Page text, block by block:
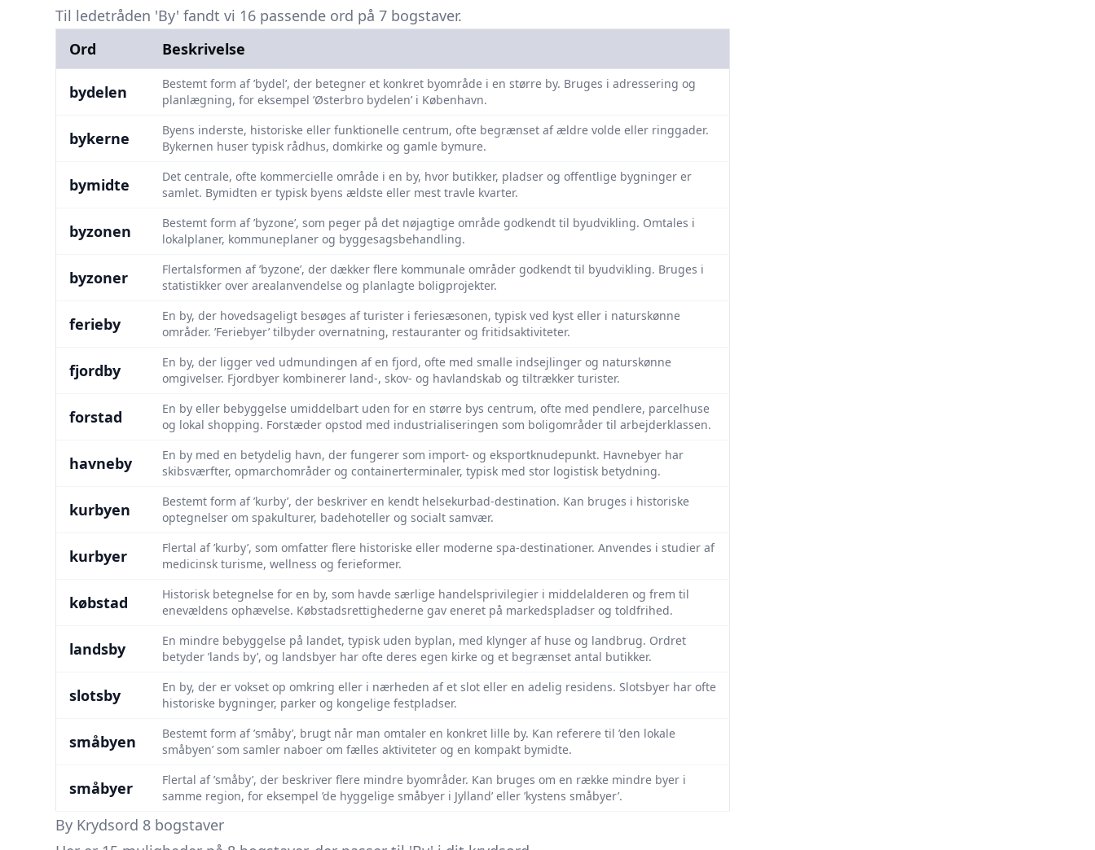
Til ledetråden 'By' fandt vi 16 passende ord på 7 bogstaver.
Ord
Beskrivelse
bydelen
Bestemt form af ’bydel’, der betegner et konkret byområde i en større by. Bruges i adressering og
planlægning, for eksempel ’Østerbro bydelen’ i København.
bykerne
Byens inderste, historiske eller funktionelle centrum, ofte begrænset af ældre volde eller ringgader.
Bykernen huser typisk rådhus, domkirke og gamle bymure.
bymidte
Det centrale, ofte kommercielle område i en by, hvor butikker, pladser og offentlige bygninger er
samlet. Bymidten er typisk byens ældste eller mest travle kvarter.
byzonen
Bestemt form af ’byzone’, som peger på det nøjagtige område godkendt til byudvikling. Omtales i
lokalplaner, kommuneplaner og byggesagsbehandling.
byzoner
Flertalsformen af ’byzone’, der dækker flere kommunale områder godkendt til byudvikling. Bruges i
statistikker over arealanvendelse og planlagte boligprojekter.
ferieby
En by, der hovedsageligt besøges af turister i feriesæsonen, typisk ved kyst eller i naturskønne
områder. ’Feriebyer’ tilbyder overnatning, restauranter og fritidsaktiviteter.
fjordby
En by, der ligger ved udmundingen af en fjord, ofte med smalle indsejlinger og naturskønne
omgivelser. Fjordbyer kombinerer land-, skov- og havlandskab og tiltrækker turister.
forstad
En by eller bebyggelse umiddelbart uden for en større bys centrum, ofte med pendlere, parcelhuse
og lokal shopping. Forstæder opstod med industrialiseringen som boligområder til arbejderklassen.
havneby
En by med en betydelig havn, der fungerer som import- og eksportknudepunkt. Havnebyer har
skibsværfter, opmarchområder og containerterminaler, typisk med stor logistisk betydning.
kurbyen
Bestemt form af ’kurby’, der beskriver en kendt helsekurbad-destination. Kan bruges i historiske
optegnelser om spa­kulturer, badehoteller og socialt samvær.
kurbyer
Flertal af ’kurby’, som omfatter flere historiske eller moderne spa-destinationer. Anvendes i studier af
medicinsk turisme, wellness og ferieformer.
købstad
Historisk betegnelse for en by, som havde særlige handelsprivilegier i middelalderen og frem til
enevældens ophævelse. Købstadsrettighederne gav eneret på markedspladser og toldfrihed.
landsby
En mindre bebyggelse på landet, typisk uden byplan, med klynger af huse og landbrug. Ordret
betyder ’lands by’, og landsbyer har ofte deres egen kirke og et begrænset antal butikker.
slotsby
En by, der er vokset op omkring eller i nærheden af et slot eller en adelig residens. Slotsbyer har ofte
historiske bygninger, parker og kongelige festpladser.
småbyen
Bestemt form af ’småby’, brugt når man omtaler en konkret lille by. Kan referere til ’den lokale
småbyen’ som samler naboer om fælles aktiviteter og en kompakt bymidte.
småbyer
Flertal af ’småby’, der beskriver flere mindre byområder. Kan bruges om en række mindre byer i
samme region, for eksempel ’de hyggelige småbyer i Jylland’ eller ’kystens småbyer’.
By Krydsord 8 bogstaver